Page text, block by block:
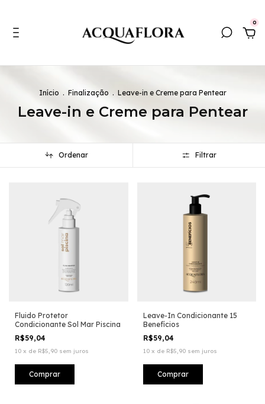
0
Início . Finalização . Leave-in e Creme para Pentear
Leave-in e Creme para Pentear
Ordenar Filtrar
Fluido Protetor
Condicionante Sol Mar Piscina
R$59,04
10 x de R$5,90 sem juros
Leave-In Condicionante 15
Benefícios
R$59,04
10 x de R$5,90 sem juros